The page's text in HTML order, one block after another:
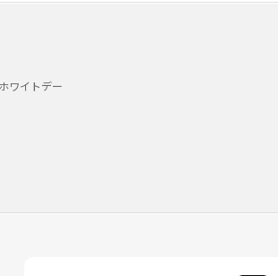
ホワイトデー